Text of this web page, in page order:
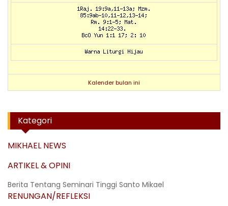
Kalender bulan ini
Kategori
MIKHAEL NEWS
ARTIKEL & OPINI
Berita Tentang Seminari Tinggi Santo Mikael
RENUNGAN/REFLEKSI